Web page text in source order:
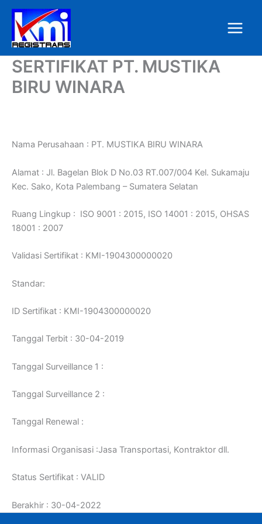
Skip
content
SERTIFIKAT PT. MUSTIKA
BIRU WINARA
Nama Perusahaan : PT. MUSTIKA BIRU WINARA
Alamat : Jl. Bagelan Blok D No.03 RT.007/004 Kel. Sukamaju
Kec. Sako, Kota Palembang – Sumatera Selatan
Ruang Lingkup : ISO 9001 : 2015, ISO 14001 : 2015, OHSAS
18001 : 2007
Validasi Sertifikat : KMI-1904300000020
Standar:
ID Sertifikat : KMI-1904300000020
Tanggal Terbit : 30-04-2019
Tanggal Surveillance 1 :
Tanggal Surveillance 2 :
Tanggal Renewal :
Informasi Organisasi :Jasa Transportasi, Kontraktor dll.
Status Sertifikat : VALID
Berakhir : 30-04-2022